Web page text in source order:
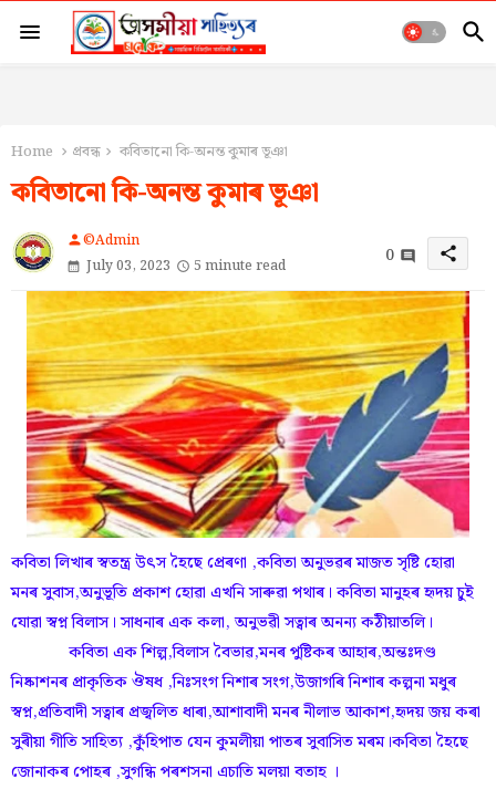
Home প্ৰবন্ধ কবিতানো কি-অনন্ত কুমাৰ ভূঞা
কবিতানো কি-অনন্ত কুমাৰ ভূঞা
person©Admin
July 03, 2023
5 minute read 0 share
কবিতা লিখাৰ স্বতন্ত্ৰ উৎস হৈছে প্ৰেৰণা ,কবিতা অনুভৱৰ মাজত সৃষ্টি হোৱা
মনৰ সুবাস,অনুভূতি প্ৰকাশ হোৱা এখনি সাৰুৱা পথাৰ। কবিতা মানুহৰ হৃদয় চুই
যোৱা স্বপ্ন বিলাস। সাধনাৰ এক কলা, অনুভৱী সত্বাৰ অনন্য কঠীয়াতলি।
কবিতা এক শিল্প,বিলাস বৈভাৱ,মনৰ পুষ্টিকৰ আহাৰ,অন্তঃদণ্ড
নিষ্কাশনৰ প্ৰাকৃতিক ঔষধ ,নিঃসংগ নিশাৰ সংগ,উজাগৰি নিশাৰ কল্পনা মধুৰ
স্বপ্ন,প্ৰতিবাদী সত্বাৰ প্ৰজ্বলিত ধাৰা,আশাবাদী মনৰ নীলাভ আকাশ,হৃদয় জয় কৰা
সুৰীয়া গীতি সাহিত্য ,কুঁ‌হিপাত যেন কুমলীয়া পাতৰ সুবাসিত মৰম।কবিতা হৈছে
জোনাকৰ পোহৰ ,সুগন্ধি পৰশসনা এচাতি মলয়া বতাহ ।